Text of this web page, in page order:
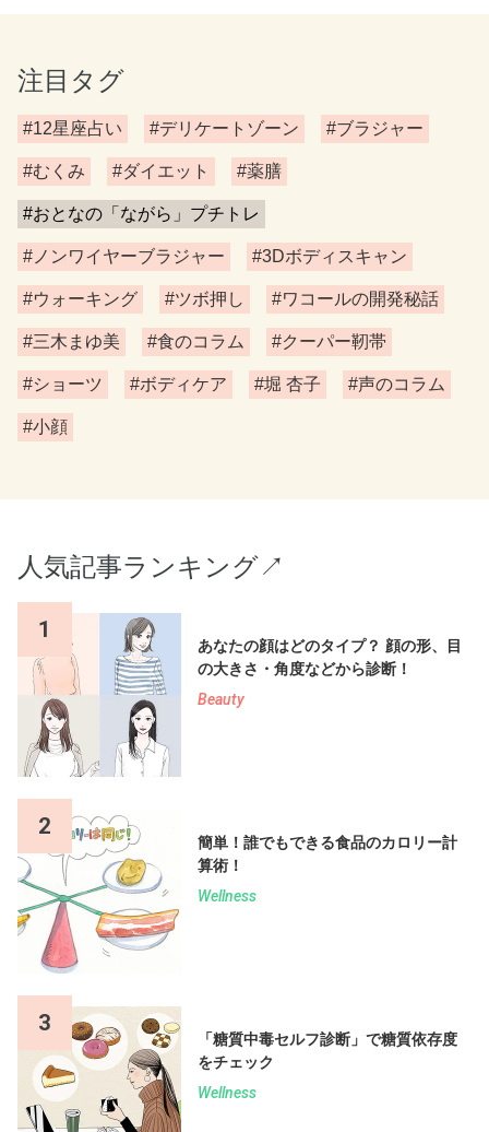
注目タグ
#12星座占い #デリケートゾーン #ブラジャー
#むくみ #ダイエット #薬膳
#おとなの「ながら」プチトレ
#ノンワイヤーブラジャー #3Dボディスキャン
#ウォーキング #ツボ押し #ワコールの開発秘話
#三木まゆ美 #食のコラム #クーパー靭帯
#ショーツ #ボディケア #堀 杏子 #声のコラム
#小顔
人気記事ランキング↗︎
1
あなたの顔はどのタイプ？ 顔の形、目
の大きさ・角度などから診断！
Beauty
2
簡単！誰でもできる食品のカロリー計
算術！
Wellness
3
「糖質中毒セルフ診断」で糖質依存度
をチェック
Wellness